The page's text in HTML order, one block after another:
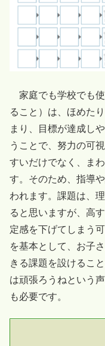
家庭でも学校でも
ること）は、ほめた
まり、目標が達成し
うことで、努力の可
すいだけでなく、ま
す。そのため、指導
われます。課題は、
ると思いますが、高
定感を下げてしまう
を基本として、お子
きる課題を設けるこ
は頑張ろうねという
も必要です。